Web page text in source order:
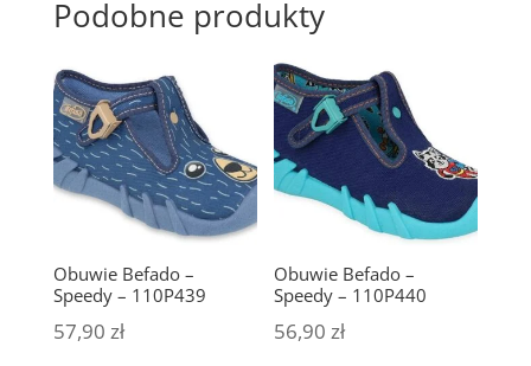
Podobne produkty
Obuwie Befado –
Speedy – 110P439
57,90 zł
Obuwie Befado –
Speedy – 110P440
56,90zł